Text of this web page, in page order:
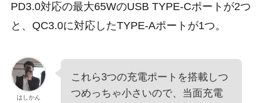
PD3.0対応の最大65WのUSB TYPE-Cポートが2つ
と、QC3.0に対応したTYPE-Aポートが1つ。
はしかん
これら3つの充電ポートを搭載しつ
つめっちゃ小さいので、当面充電